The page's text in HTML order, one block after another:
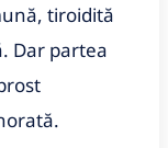
tiroidită
Dar partea